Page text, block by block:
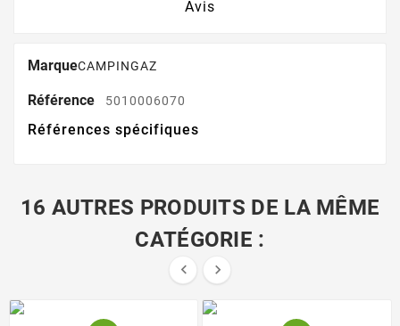
Avis
MarqueCAMPINGAZ
Référence 5010006070
Références spécifiques
16 AUTRES PRODUITS DE LA MÊME
CATÉGORIE :
 